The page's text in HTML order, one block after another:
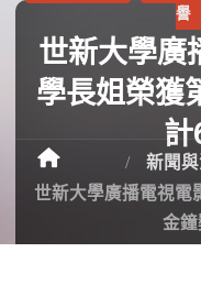
世新大學廣
學長姐榮獲
計
譽
新聞
世新大學廣播電視電
金鐘